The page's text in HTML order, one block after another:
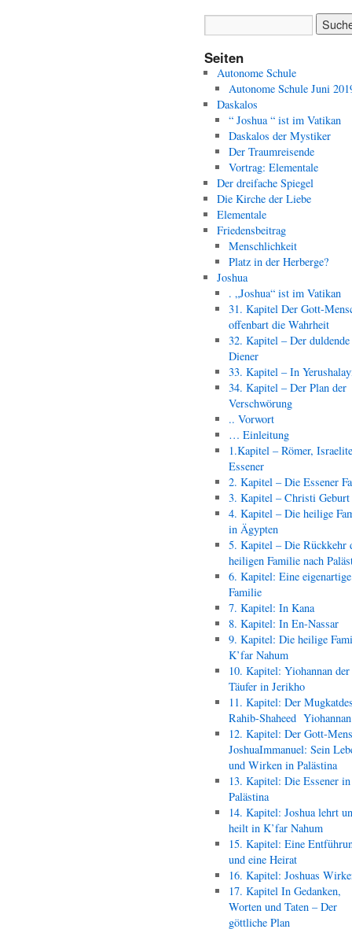
Seiten
Autonome Schule
Autonome Schule Juni
Daskalos
“ Joshua “ ist im Vatikan
Daskalos der Mystiker
Der Traumreisende
Vortrag: Elementale
Der dreifache Spiegel
Die Kirche der Liebe
Elementale
Friedensbeitrag
Menschlichkeit
Platz in der Herberge?
Joshua
. „Joshua“ ist im Vatikan
31. Kapitel Der Gott-
offenbart die Wahrheit
32. Kapitel – Der duldende
Diener
33. Kapitel – In
34. Kapitel – Der Plan der
Verschwörung
.. Vorwort
… Einleitung
1.Kapitel – Römer,
Essener
2. Kapitel – Die Essener
3. Kapitel – Christi Geburt
4. Kapitel – Die heilige
in Ägypten
5. Kapitel – Die Rückkehr
heiligen Familie nach
6. Kapitel: Eine eigenartige
Familie
7. Kapitel: In Kana
8. Kapitel: In En-Nassar
9. Kapitel: Die heilige
K’far Nahum
10. Kapitel: Yiohannan der
Täufer in Jerikho
11. Kapitel: Der
Rahib-Shaheed
12. Kapitel: Der Gott-
JoshuaImmanuel: Sein
und Wirken in Palästina
13. Kapitel: Die Essener in
Palästina
14. Kapitel: Joshua lehrt
heilt in K’far Nahum
15. Kapitel: Eine
und eine Heirat
16. Kapitel: Joshuas
17. Kapitel In Gedanken,
Worten und Taten – Der
göttliche Plan